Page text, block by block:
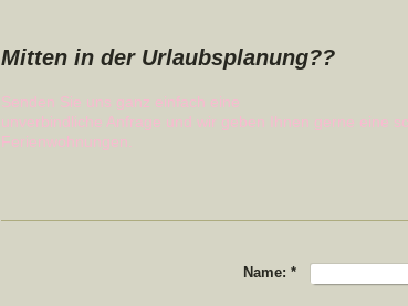
Mitten in der Urlaubsplanung??
Senden Sie uns ganz einfach eine
unverbindliche Anfrage und wir geben Ihnen gerne eine
Ferienwohnungen.
Name: *